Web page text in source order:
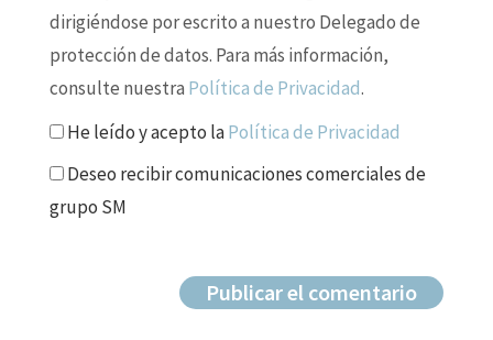
dirigiéndose por escrito a nuestro Delegado de
protección de datos. Para más información,
consulte nuestra Política de Privacidad.
He leído y acepto laPolítica de Privacidad
Deseo recibir comunicaciones comerciales de
grupo SM